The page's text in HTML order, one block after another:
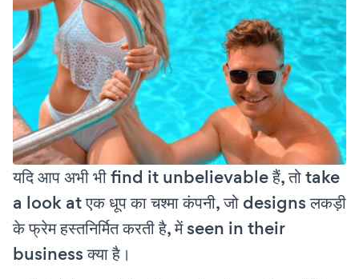
यदि आप अभी भी find it unbelievable हैं, तो take
a look at एक धूप का चश्मा कंपनी, जो designs लकड़ी
के फ्रेम हस्तनिर्मित करती है, में seen in their
business क्या है।